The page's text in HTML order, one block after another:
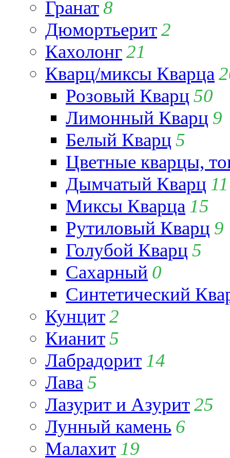
Гранат8
Дюмортьерит2
Кахолонг21
Кварц/миксы Кварца
Розовый Кварц 50
Лимонный Кварц 9
Белый Кварц 5
Цветные кварцы,
Дымчатый Кварц 11
Миксы Кварца 15
Рутиловый Кварц 9
Голубой Кварц 5
Сахарный 0
Синтетический
Кунцит2
Кианит5
Лабрадорит 14
Лава 5
Лазурит и Азурит25
Лунный камень 6
Малахит 19